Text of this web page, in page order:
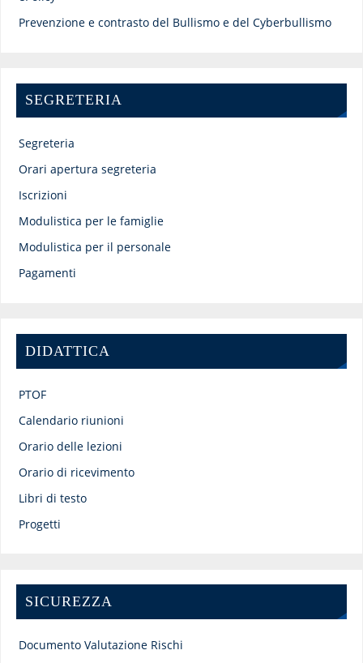
Prevenzione e contrasto del Bullismo e del Cyberbullismo
SEGRETERIA
Segreteria
Orari apertura segreteria
Iscrizioni
Modulistica per le famiglie
Modulistica per il personale
Pagamenti
DIDATTICA
PTOF
Calendario riunioni
Orario delle lezioni
Orario di ricevimento
Libri di testo
Progetti
SICUREZZA
Documento Valutazione Rischi